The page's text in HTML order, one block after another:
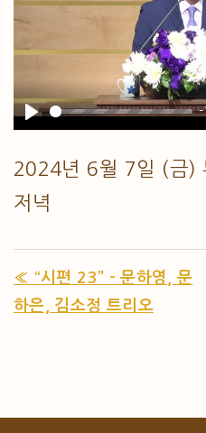
PLAY
-
2024년 6월 7일 (금)
저녁
« “시편 23” – 문하영, 문
하은, 김소정 트리오